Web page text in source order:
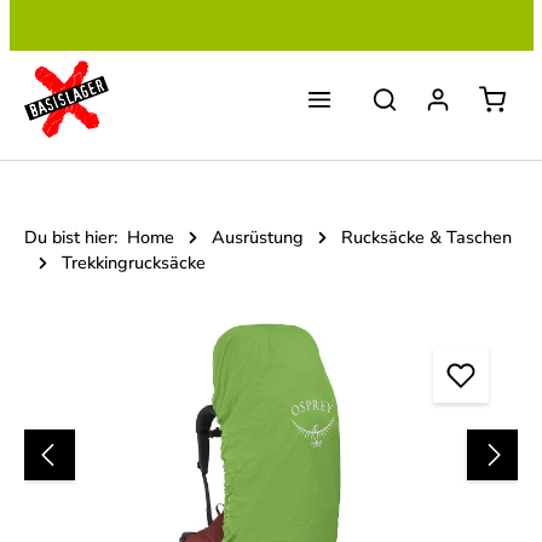
Du bist hier: Home Ausrüstung
Rucksäcke & Taschen
Trekkingrucksäcke
Bildergalerie überspringen